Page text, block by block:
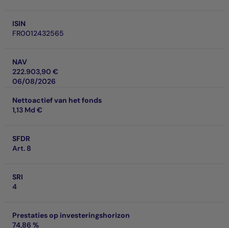
ISIN
FR0012432565
NAV
222.903,90 €
06/08/2026
Nettoactief van het fonds
1,13 Md €
SFDR
Art. 8
SRI
4
Prestaties op investeringshorizon
74,86 %